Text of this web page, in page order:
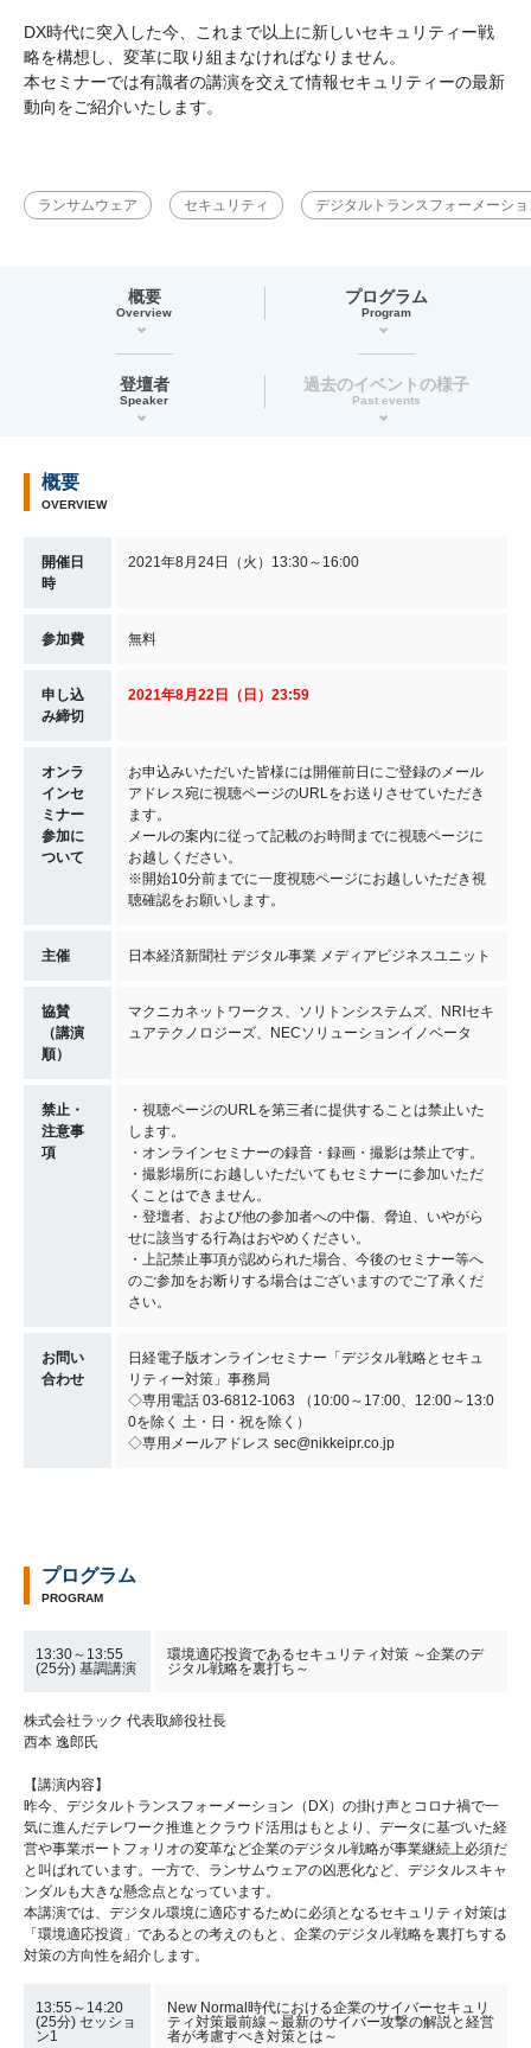
DX時代に突入した今、これまで以上に新しいセキュリティー戦
略を構想し、変革に取り組まなければなりません。
本セミナーでは有識者の講演を交えて情報セキュリティーの最新
動向をご紹介いたします。
ランサムウェア セキュリティ デジタルトランスフォーメーシ
概要
Overview
プログラム
Program
登壇者
Speaker
過去のイベントの様子
Past events
概要
OVERVIEW
開催日
時
2021年8月24日（火）13:30～16:00
参加費 無料
申し込
み締切
2021年8月22日（日 ）23:59
オンラ
インセ
ミナー
参加に
ついて
お申込みいただいた皆様には開催前日にご登録のメール
アドレス宛に視聴ページのURLをお送りさせていただき
ます。
メールの案内に従って記載のお時間までに視聴ページに
お越しください。
※開始10分前までに一度視聴ページにお越しいただき視
聴確認をお願いします。
主催 日本経済新聞社 デジタル事業 メディアビジネスユニット
協賛
（講演
順）
マクニカネットワークス、ソリトンシステムズ、NRIセキ
ュアテクノロジーズ、NECソリューションイノベータ
禁止・
注意事
項
・視聴ページのURLを第三者に提供することは禁止いた
します。
・オンラインセミナーの録音・録画・撮影は禁止です。
・撮影場所にお越しいただいてもセミナーに参加いただ
くことはできません。
・登壇者、および他の参加者への中傷、脅迫、いやがら
せに該当する行為はおやめください。
・上記禁止事項が認められた場合、今後のセミナー等へ
のご参加をお断りする場合はございますのでご了承くだ
さい。
お問い
合わせ
日経電子版オンラインセミナー「デジタル戦略とセキュ
リティー対策」事務局
◇専用電話 03-6812-1063 （10:00～17:00、12:00～13:0
0を除く 土・日・祝を除く）
◇専用メールアドレス sec@nikkeipr.co.jp
プログラム
PROGRAM
13:30～13:55
(25分) 基調講演
環境適応投資であるセキュリティ対策 ～企業のデ
ジタル戦略を裏打ち～
株式会社ラック 代表取締役社長
西本 逸郎氏
【講演内容】
昨今、デジタルトランスフォーメーション（DX）の掛け声とコロナ禍で一
気に進んだテレワーク推進とクラウド活用はもとより、データに基づいた経
営や事業ポートフォリオの変革など企業のデジタル戦略が事業継続上必須だ
と叫ばれています。一方で、ランサムウェアの凶悪化など、デジタルスキャ
ンダルも大きな懸念点となっています。
本講演では、デジタル環境に適応するために必須となるセキュリティ対策は
「環境適応投資」であるとの考えのもと、企業のデジタル戦略を裏打ちする
対策の方向性を紹介します。
13:55～14:20
(25分) セッショ
ン1
New Normal時代における企業のサイバーセキュリ
ティ対策最前線～最新のサイバー攻撃の解説と経営
者が考慮すべき対策とは～